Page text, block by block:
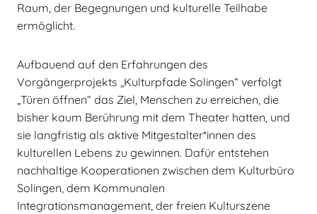
Raum, der Begegnungen und kulturelle Teilhabe
ermöglicht.
Aufbauend auf den Erfahrungen des
Vorgängerprojekts „Kulturpfade Solingen“ verfolgt
„Türen öffnen“ das Ziel, Menschen zu erreichen, die
bisher kaum Berührung mit dem Theater hatten, und
sie langfristig als aktive Mitgestalter*innen des
kulturellen Lebens zu gewinnen. Dafür entstehen
nachhaltige Kooperationen zwischen dem Kulturbüro
Solingen, dem Kommunalen
Integrationsmanagement, der freien Kulturszene